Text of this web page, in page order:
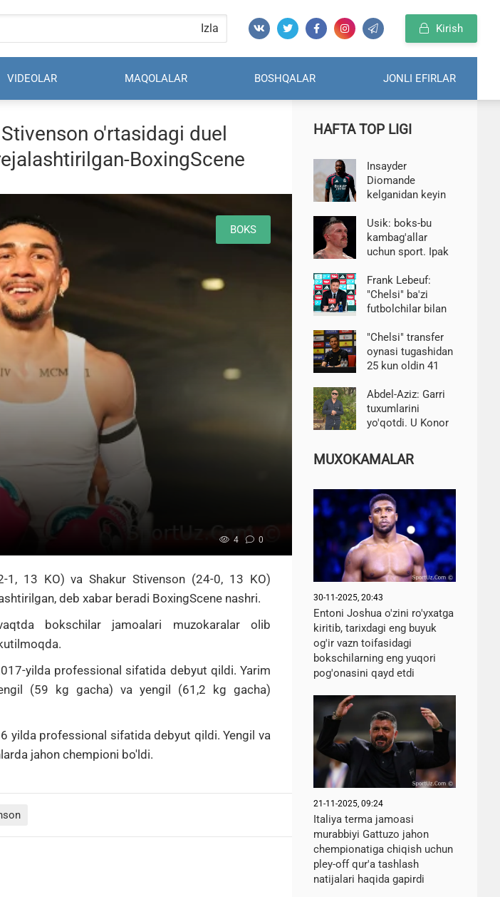
Izla Kirish
VIDEOLAR MAQOLALAR BOSHQALAR JONLI EFIRLAR
o'rtasidagi duel
BoxingScene
BOKS
4 0
1, 13 KO) va Shakur Stivenson (24-0, 13 KO)
deb xabar beradi BoxingScene nashri.
bokschilar jamoalari muzokaralar olib
yilda professional sifatida debyut qildi. Yarim
(59 kg gacha) va yengil (61,2 kg gacha)
yilda professional sifatida debyut qildi. Yengil va
jahon chempioni bo'ldi.
HAFTA TOP LIGI
Insayder
Diomande
kelganidan keyin
APLga o'tadigan
o'yinchini chaqirdi
Usik: boks-bu
kambag'allar
uchun sport. Ipak
mashq qilish qiyin
Frank Lebeuf:
"Chelsi" ba'zi
futbolchilar bilan
majbur bo'ladi
"Chelsi" transfer
oynasi tugashidan
25 kun oldin 41
ega. Alonso 16ni
sotmoqchi-BBC
Abdel-Aziz: Garri
tuxumlarini
yo'qotdi. U Konor
xitoycha nusxasi
MUXOKAMALAR
30-11-2025, 20:43
Entoni Joshua o'zini ro'yxatga
kiritib, tarixdagi eng buyuk
og'ir vazn toifasidagi
bokschilarning eng yuqori
pog'onasini qayd etdi
21-11-2025, 09:24
Italiya terma jamoasi
murabbiyi Gattuzo jahon
chempionatiga chiqish uchun
pley-off qur'a tashlash
natijalari haqida gapirdi